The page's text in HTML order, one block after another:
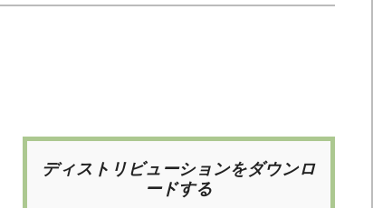
ディストリビューションをダウンロ
ードする